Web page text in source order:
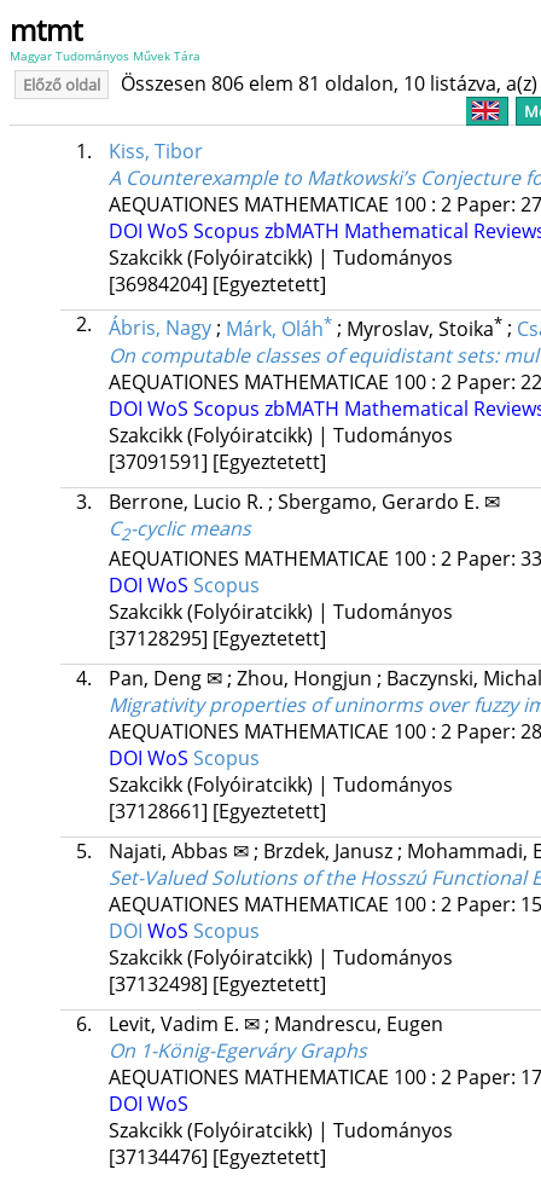
mtmt
Magyar Tudományos Művek Tára
Előző oldal Összesen 806 elem 81 oldalon, 10 listázva,
1.
Kiss, Tibor
A Counterexample to Matkowski’s Conjecture
AEQUATIONES MATHEMATICAE 100: 2 Paper:
DOI WoS Scopus zbMATH Mathematical
Szakcikk (Folyóiratcikk) | Tudományos
[36984204] [Egyeztetett]
2.
Ábris, Nagy; Márk, Oláh* ; Myroslav, Stoika* ;
On computable classes of equidistant sets:
AEQUATIONES MATHEMATICAE 100: 2 Paper:
DOI WoS Scopus zbMATH Mathematical
Szakcikk (Folyóiratcikk) | Tudományos
[37091591] [Egyeztetett]
3.
Berrone, Lucio R. ; Sbergamo, Gerardo E. ✉
C2-cyclic means
AEQUATIONES MATHEMATICAE 100: 2 Paper:
DOI WoS Scopus
Szakcikk (Folyóiratcikk) | Tudományos
[37128295] [Egyeztetett]
4.
Pan, Deng ✉ ; Zhou, Hongjun ; Baczynski, Michal
Migrativity properties of uninorms over fuzzy
AEQUATIONES MATHEMATICAE 100: 2 Paper:
DOI WoS Scopus
Szakcikk (Folyóiratcikk) | Tudományos
[37128661] [Egyeztetett]
5.
Najati, Abbas ✉ ; Brzdek, Janusz ; Mohammadi,
Set-Valued Solutions of the Hosszú Functional
AEQUATIONES MATHEMATICAE 100: 2 Paper:
DOI WoS Scopus
Szakcikk (Folyóiratcikk) | Tudományos
[37132498] [Egyeztetett]
6.
Levit, Vadim E. ✉ ; Mandrescu, Eugen
On 1-König-Egerváry Graphs
AEQUATIONES MATHEMATICAE 100: 2 Paper:
DOI WoS
Szakcikk (Folyóiratcikk) | Tudományos
[37134476] [Egyeztetett]